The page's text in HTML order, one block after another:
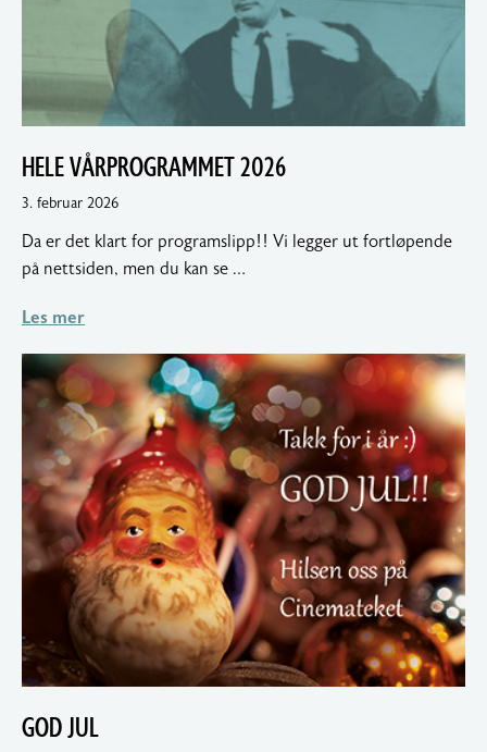
HELE VÅRPROGRAMMET 2026
3. februar 20264.
2026
Da er det klart for programslipp!! Vi legger ut fortløpende
på nettsiden, men du kan se …
Les mer
GOD JUL